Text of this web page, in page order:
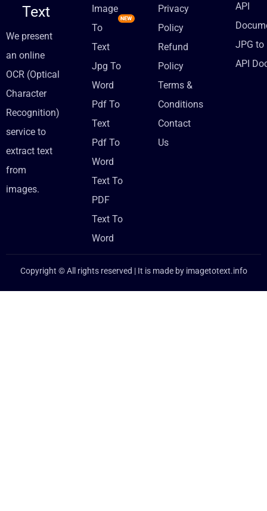
Text
We present
an online
OCR (Optical
Character
Recognition)
service to
extract text
from
images.
Image
To
Text
Jpg To
Word
Pdf To
Text
Pdf To
Word
Text To
PDF
Text To
Word
Privacy
Policy
Refund
Policy
Terms &
Conditions
Contact
Us
API
JPG to
API
Copyright © All rights reserved | It is made by imagetotext.info